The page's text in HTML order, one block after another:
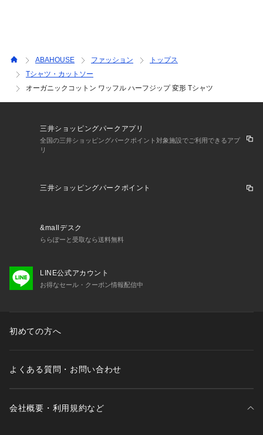
ABAHOUSE ファッション
トップス
Tシャツ・カットソー
オーガニックコットン ワッフル ハーフジップ 変形 Tシャツ
三井ショッピングパークアプリ
全国の三井ショッピングパークポイント対象施設でご利用できるアプ
リ
三井ショッピングパークポイント
&mallデスク
ららぽーと受取なら送料無料
LINE公式アカウント
お得なセール・クーポン情報配信中
初めての方へ
よくある質問・お問い合わせ
会社概要・利用規約など